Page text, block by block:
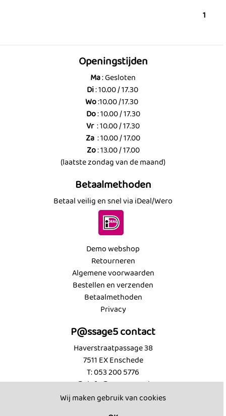
Wij maken gebruik van cookies
1
Openingstijden
Ma: Gesloten
Di: 10.00 / 17.30
Wo:10.00 /17.30
Do: 10.00 / 17.30
Vr: 10.00 / 17.30
Za : 10.00 / 17.00
Zo: 13.00 / 17.00
(laatste zondag van de maand)
Betaalmethoden
Betaal veilig en snel via iDeal/Wero
Demo webshop
Retourneren
Algemene voorwaarden
Bestellen en verzenden
Betaalmethoden
Privacy
P@ssage5 contact
Haverstraatpassage 38
7511 EX Enschede
T: 053 200 5776
@: info@passage5.nl
KVK: 89494539
Contact